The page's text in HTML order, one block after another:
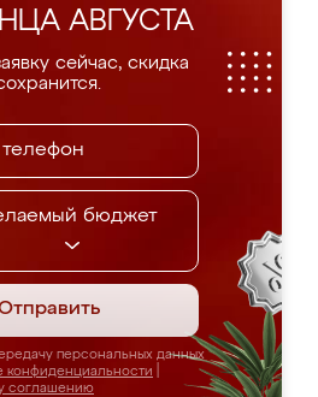
АВГУСТА
сейчас, скидка
бюджет
персональных данных
конфиденциальности
соглашению